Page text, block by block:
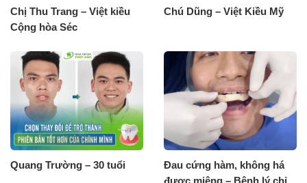
Chị Thu Trang – Việt kiều
Cộng hòa Séc
Chú Dũng – Việt Kiều Mỹ
Quang Trường – 30 tuổi
Đau cứng hàm, không há
được miệng – Bệnh lý chỉ